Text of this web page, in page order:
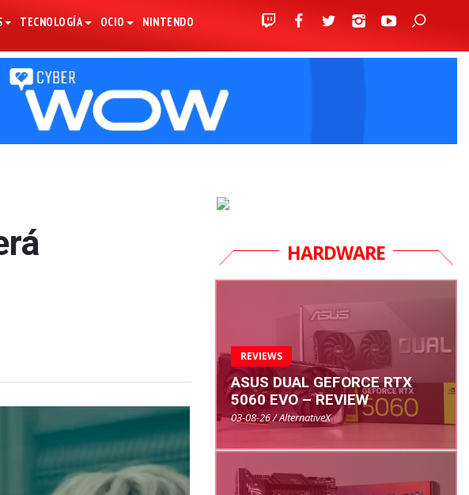
TECNOLOGÍA OCIO NINTENDO
HARDWARE
REVIEWS
ASUS DUAL GEFORCE RTX
5060 EVO – REVIEW
03-08-26 / AlternativeX